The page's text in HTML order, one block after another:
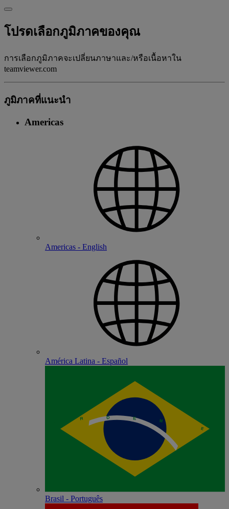
โปรดเลือกภูมิภาคของคุณ
การเลือกภูมิภาคจะเปลี่ยนภาษาและ/หรือเนื้อหาใน
teamviewer.com
ภูมิภาคที่แนะนํา
Americas
Americas - English
América Latina - Español
Brasil - Português